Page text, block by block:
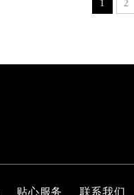
1 2
贴心服务 联系我们